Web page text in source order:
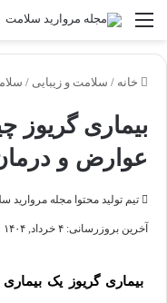
خانه / سلامت و زیبایی /
بیماری گریوز
عوارض و
تیم تولید محتوا مجله مروارید
آخرین بروزرسانی: ۴ خرداد, ۱۴۰۴
بیماری گریوز یک